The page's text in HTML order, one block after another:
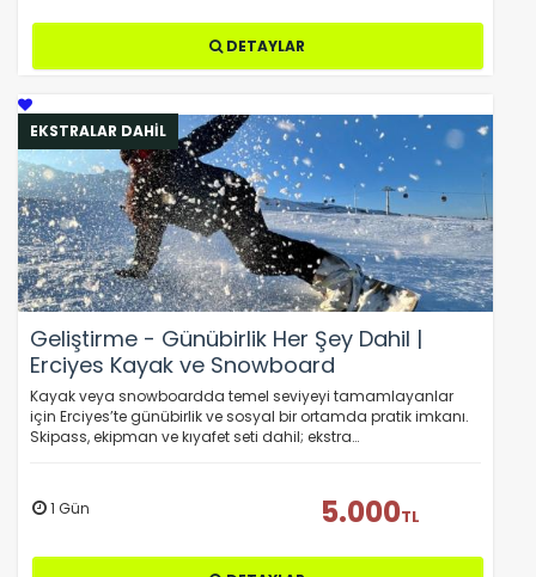
Çerez tercihlerinizi
belirleyin.
Daha fazla bilgi içinKVKK bilgilendirmemizi,çerez
kullanımvegizlilik koşullarınıinceleyebilirsiniz.
Zorunlu Çerezler HER ZAMAN AKTIF
Oturum yönetimi, güvenlik ve temel site işlevleri için
gereklidir. Bu çerezler olmadan site düzgün çalışmaz
ve devre dışı bırakılamaz.
İstatistik Çerezleri
ölçeriz. Hangi sayfaların popüler olduğunu ve
DETAYLAR
EKSTRALAR DAHİL
Geliştirme - Günübirlik Her Şey Dahil |
Erciyes Kayak ve Snowboard
Kayak veya snowboardda temel seviyeyi tamamlayanlar
için Erciyes’te günübirlik ve sosyal bir ortamda pratik imkanı.
Skipass, ekipman ve kıyafet seti dahil; ekstra…
1 Gün 5.000TL